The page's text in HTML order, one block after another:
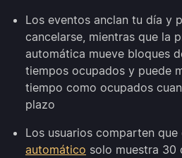
Los eventos anclan tu día y
cancelarse, mientras que la
automática mueve bloques
tiempos ocupados y puede
tiempo como ocupados
plazo
Los usuarios comparten que
automático solo muestra 30